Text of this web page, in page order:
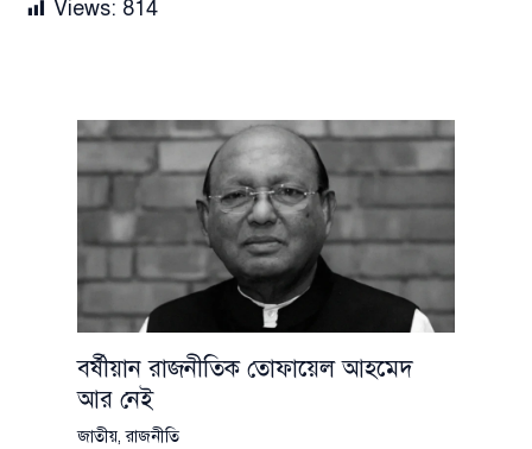
Views: 814
বর্ষীয়ান রাজনীতিক তোফায়েল আহমেদ
আর নেই
জাতীয়,রাজনীতি